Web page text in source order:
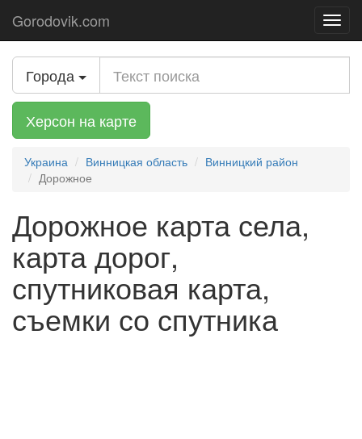
Gorodovik.com
Города
Херсон на карте
Украина Винницкая область
Винницкий район
Дорожное
Дорожное карта села,
карта дорог,
спутниковая карта,
съемки со спутника